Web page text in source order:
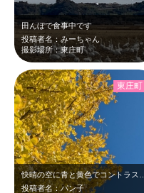
田んぼで食事中です
投稿者名：みーちゃん
撮影場所：東庄町
投稿者名：パン子
東庄町